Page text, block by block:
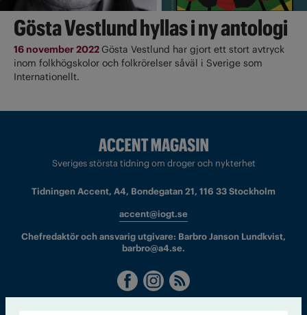
Gösta Vestlund hyllas i ny antologi
16 november 2022 Gösta Vestlund har gjort ett stort avtryck
inom folkhögskolor och folkrörelser såväl i Sverige som
Internationellt.
Sveriges största tidning om droger och nykterhet
Tidningen Accent, A4, Bondegatan 21, 116 33 Stockholm
accent@iogt.se
Chefredaktör och ansvarig utgivare: Barbro Janson Lundkvist,
barbro@a4.se.